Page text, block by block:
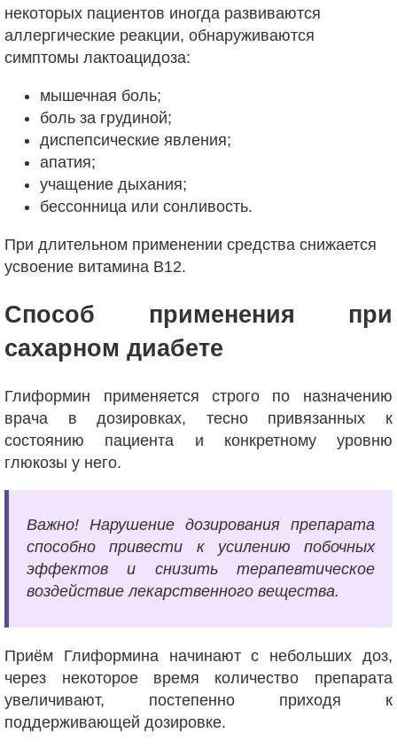
некоторых пациентов иногда развиваются
аллергические реакции, обнаруживаются
симптомы лактоацидоза:
мышечная боль;
боль за грудиной;
диспепсические явления;
апатия;
учащение дыхания;
бессонница или сонливость.
При длительном применении средства снижается
усвоение витамина В12.
Способ применения при
сахарном диабете
Глиформин применяется строго по назначению
врача в дозировках, тесно привязанных к
состоянию пациента и конкретному уровню
глюкозы у него.
Важно! Нарушение дозирования препарата
способно привести к усилению побочных
эффектов и снизить терапевтическое
воздействие лекарственного вещества.
Приём Глиформина начинают с небольших доз,
через некоторое время количество препарата
увеличивают, постепенно приходя к
поддерживающей дозировке.